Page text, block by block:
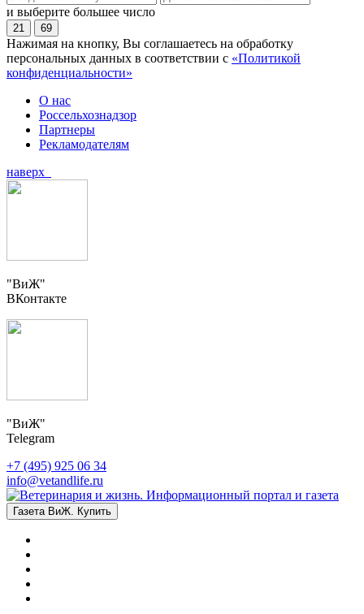
и выберите большее число
21 69
Нажимая на кнопку, Вы соглашаетесь на обработку
персональных данных в соответствии с «Политикой
конфиденциальности»
О нас
Россельхознадзор
Партнеры
Рекламодателям
наверх
"ВиЖ"
ВКонтакте
"ВиЖ"
Telegram
+7 (495) 925 06 34
info@vetandlife.ru
Газета ВиЖ. Купить